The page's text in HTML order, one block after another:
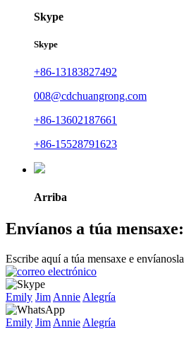
Skype
Skype
+86-13183827492
008@cdchuangrong.com
+86-13602187661
+86-15528791623
Arriba
Envíanos a túa mensaxe:
Escribe aquí a túa mensaxe e envíanosla
Emily Jim Annie Alegría
Emily Jim Annie Alegría